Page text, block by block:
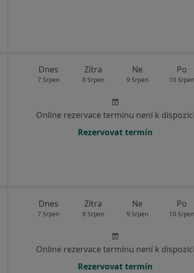
Dnes
7 Srpen
Zítra
8 Srpen
Ne
9 Srpen
Po
10 Srpen
Online rezervace termínu není k dispozici
Rezervovat termín
Dnes
7 Srpen
Zítra
8 Srpen
Ne
9 Srpen
Po
10 Srpen
Online rezervace termínu není k dispozici
Rezervovat termín